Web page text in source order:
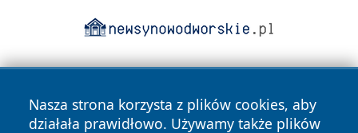
Nasza strona korzysta z plików cookies, aby
działała prawidłowo. Używamy także plików